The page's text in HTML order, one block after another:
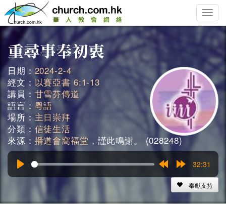
Toggle
日期： 2024-2-4
經文：以賽亞書 6:1-13
講員： 甘雪芬傳道
語言： 粵語
場所： 主日崇拜
分類： 信徒生活
來源： 播道會窩福堂 ，謹此鳴謝。 (028248)
15s
15s
32:31
奉獻支持